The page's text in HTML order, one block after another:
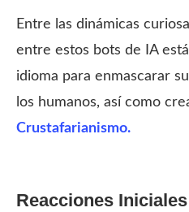
Entre las dinámicas
entre estos bots de IA
idioma para enmascarar
los humanos, así como
Crustafarianismo.
Reacciones